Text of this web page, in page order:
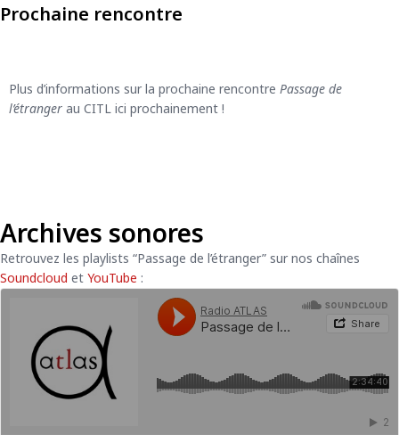
Prochaine rencontre
Plus d’informations sur la prochaine rencontre Passage de
l’étranger au CITL ici prochainement !
Archives sonores
Retrouvez les playlists “Passage de l’étranger” sur nos chaînes
Soundcloud et YouTube :